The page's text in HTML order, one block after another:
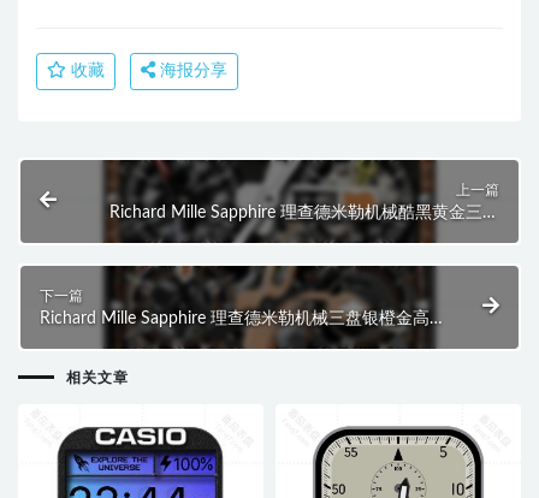
收藏 海报分享
上一篇
Richard Mille Sapphire 理查德米勒机械酷黑黄金三盘
高级动态表盘.clock
下一篇
Richard Mille Sapphire 理查德米勒机械三盘银橙金高
级动态表盘.clock
相关文章